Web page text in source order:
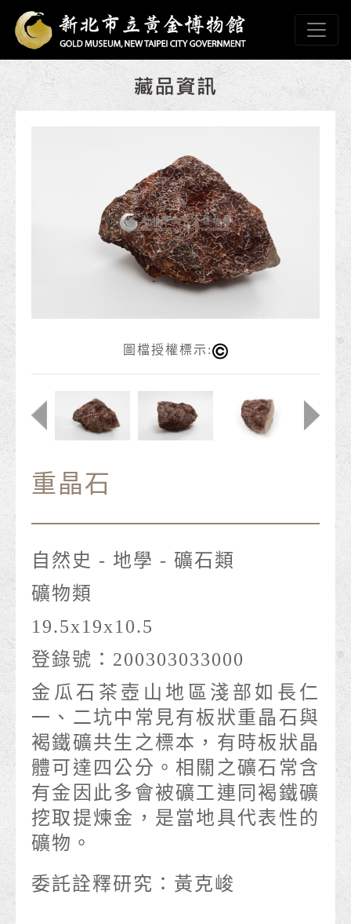
跳到主要內容
新北市立黃金博物館
網頁導覽
圖檔授權標示:
重晶石
自然史 - 地學 - 礦石類
礦物類
19.5x19x10.5
登錄號：200303033000
金瓜石茶壺山地區淺部如長仁
一、二坑中常見有板狀重晶石與
褐鐵礦共生之標本，有時板狀晶
體可達四公分。相關之礦石常含
有金因此多會被礦工連同褐鐵礦
挖取提煉金，是當地具代表性的
礦物。
委託詮釋研究：黃克峻